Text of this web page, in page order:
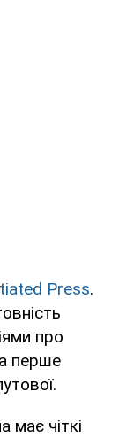
Press.
про
перше
має чіткі